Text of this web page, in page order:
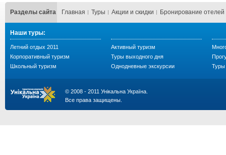
Разделы сайта Главная Туры Акции и скидки Бронирование отелей
Наши туры:
Летний отдых 2011
Корпоративный туризм
Школьный туризм
Активный туризм
Туры выходного дня
Однодневные экскурсии
Туры
© 2008 - 2011 Унікальна Україна.
Все права защищены.